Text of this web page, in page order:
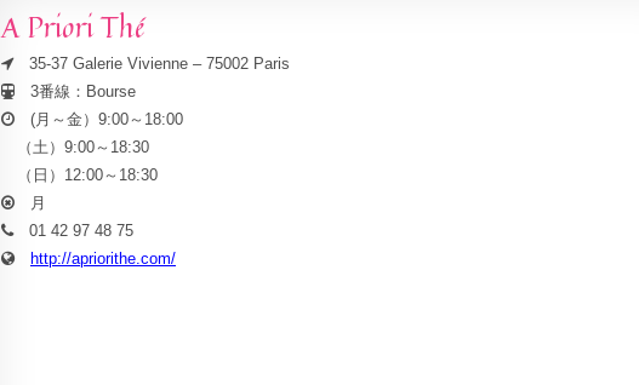
A Priori Thé
35-37 Galerie Vivienne – 75002 Paris
3番線：Bourse
(月～金）9:00～18:00
（土）9:00～18:30
（日）12:00～18:30
月
01 42 97 48 75
http://apriorithe.com/